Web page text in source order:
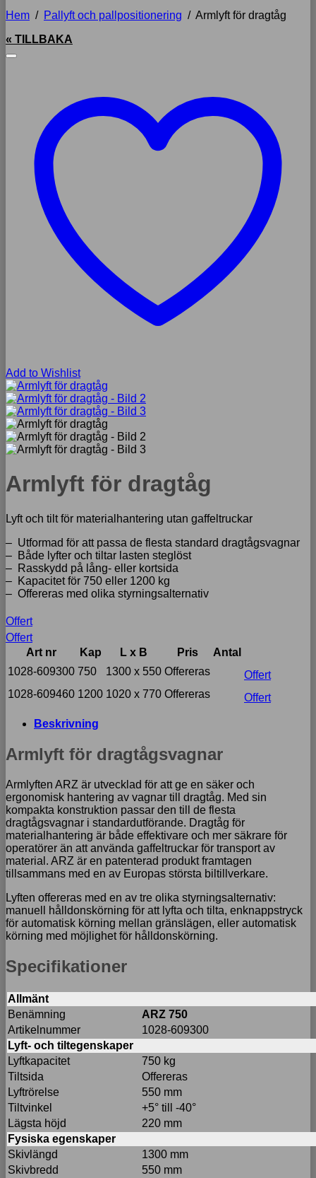
Hem / Pallyft och pallpositionering / Armlyft för dragtåg
« TILLBAKA
Add to Wishlist
Armlyft för dragtåg
Lyft och tilt för materialhantering utan gaffeltruckar
– Utformad för att passa de flesta standard dragtågsvagnar
– Både lyfter och tiltar lasten steglöst
– Rasskydd på lång- eller kortsida
– Kapacitet för 750 eller 1200 kg
– Offereras med olika styrningsalternativ
Offert
Offert
Art nr
Kap L x B Pris
Antal
1028-609300 750 1300 x 550 Offereras
Offert
1028-609460 1200 1020 x 770 Offereras Offert
Beskrivning
Armlyft för dragtågsvagnar
Armlyften ARZ är utvecklad för att ge en säker och
ergonomisk hantering av vagnar till dragtåg. Med sin
kompakta konstruktion passar den till de flesta
dragtågsvagnar i standardutförande. Dragtåg för
materialhantering är både effektivare och mer säkrare för
operatörer än att använda gaffeltruckar för transport av
material. ARZ är en patenterad produkt framtagen
tillsammans med en av Europas största biltillverkare.
Lyften offereras med en av tre olika styrningsalternativ:
manuell hålldonskörning för att lyfta och tilta, enknappstryck
för automatisk körning mellan gränslägen, eller automatisk
körning med möjlighet för hålldonskörning.
Specifikationer
Allmänt
Benämning
ARZ 750
Artikelnummer
1028-609300
Lyft- och tiltegenskaper
Lyftkapacitet
750 kg
Tiltsida
Offereras
Lyftrörelse
550 mm
Tiltvinkel
+5° till -40°
Lägsta höjd
220 mm
Fysiska egenskaper
Skivlängd
1300 mm
Skivbredd
550 mm